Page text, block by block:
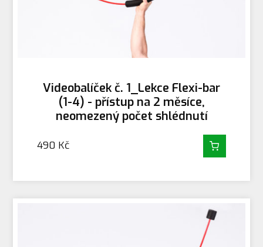
Videobalíček č. 1_Lekce Flexi-bar
(1-4) - přístup na 2 měsíce,
neomezený počet shlédnutí
490 Kč